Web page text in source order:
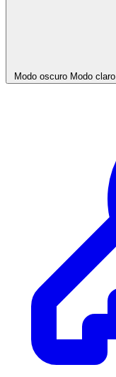
Modo oscuro Modo claro